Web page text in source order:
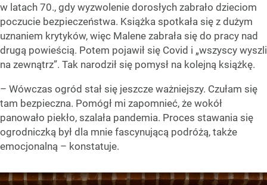
w latach 70., gdy wyzwolenie dorosłych zabrało dzieciom
poczucie bezpieczeństwa. Książka spotkała się z dużym
uznaniem krytyków, więc Malene zabrała się do pracy nad
drugą powieścią. Potem pojawił się Covid i „wszyscy wyszli
na zewnątrz”. Tak narodził się pomysł na kolejną książkę.
– Wówczas ogród stał się jeszcze ważniejszy. Czułam się
tam bezpieczna. Pomógł mi zapomnieć, że wokół
panowało piekło, szalała pandemia. Proces stawania się
ogrodniczką był dla mnie fascynującą podróżą, także
emocjonalną – konstatuje.